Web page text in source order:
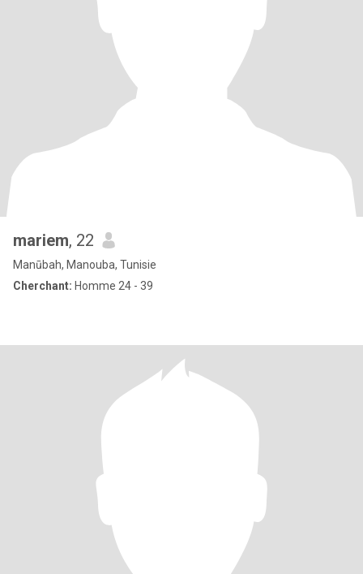
mariem, 22
Manūbah, Manouba, Tunisie
Cherchant: Homme 24 - 39